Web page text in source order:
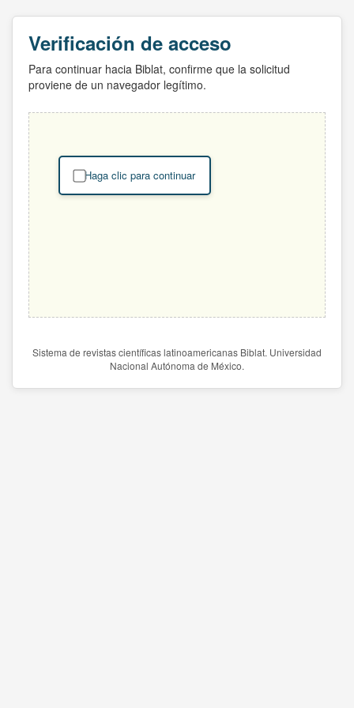
Verificación de acceso
Para continuar hacia Biblat, confirme que la solicitud
proviene de un navegador legítimo.
Haga clic para continuar
Sistema de revistas científicas latinoamericanas Biblat. Universidad
Nacional Autónoma de México.